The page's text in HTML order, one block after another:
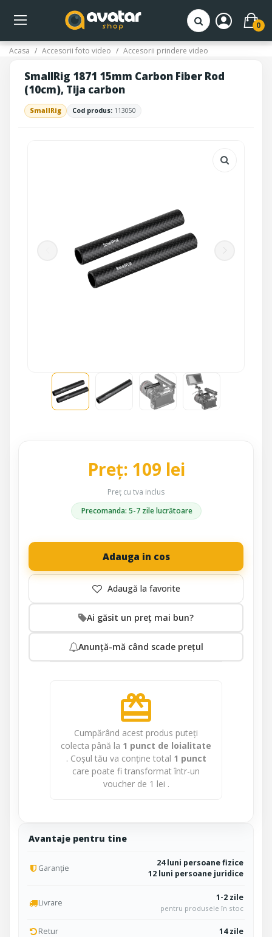
0
Acasa Accesorii foto video Accesorii prindere video
SmallRig 1871 15mm Carbon Fiber Rod
(10cm), Tija carbon
SmallRig Cod produs: 113050
Avantaje pentru tine
Garanție
24 luni persoane fizice
12 luni persoane juridice
Livrare 1-2 zile
pentru produsele în stoc
Retur 14 zile
Preț: 109 lei
Preț cu tva inclus
Precomanda: 5-7 zile lucrătoare
Adauga in cos
Ai găsit un preț mai bun?
Anunță-mă când scade prețul
redeem
Cumpărând acest produs puteți
colecta până la 1 punct de loialitate
. Coșul tău va conține total 1 punct
care poate fi transformat într-un
voucher de 1 lei .